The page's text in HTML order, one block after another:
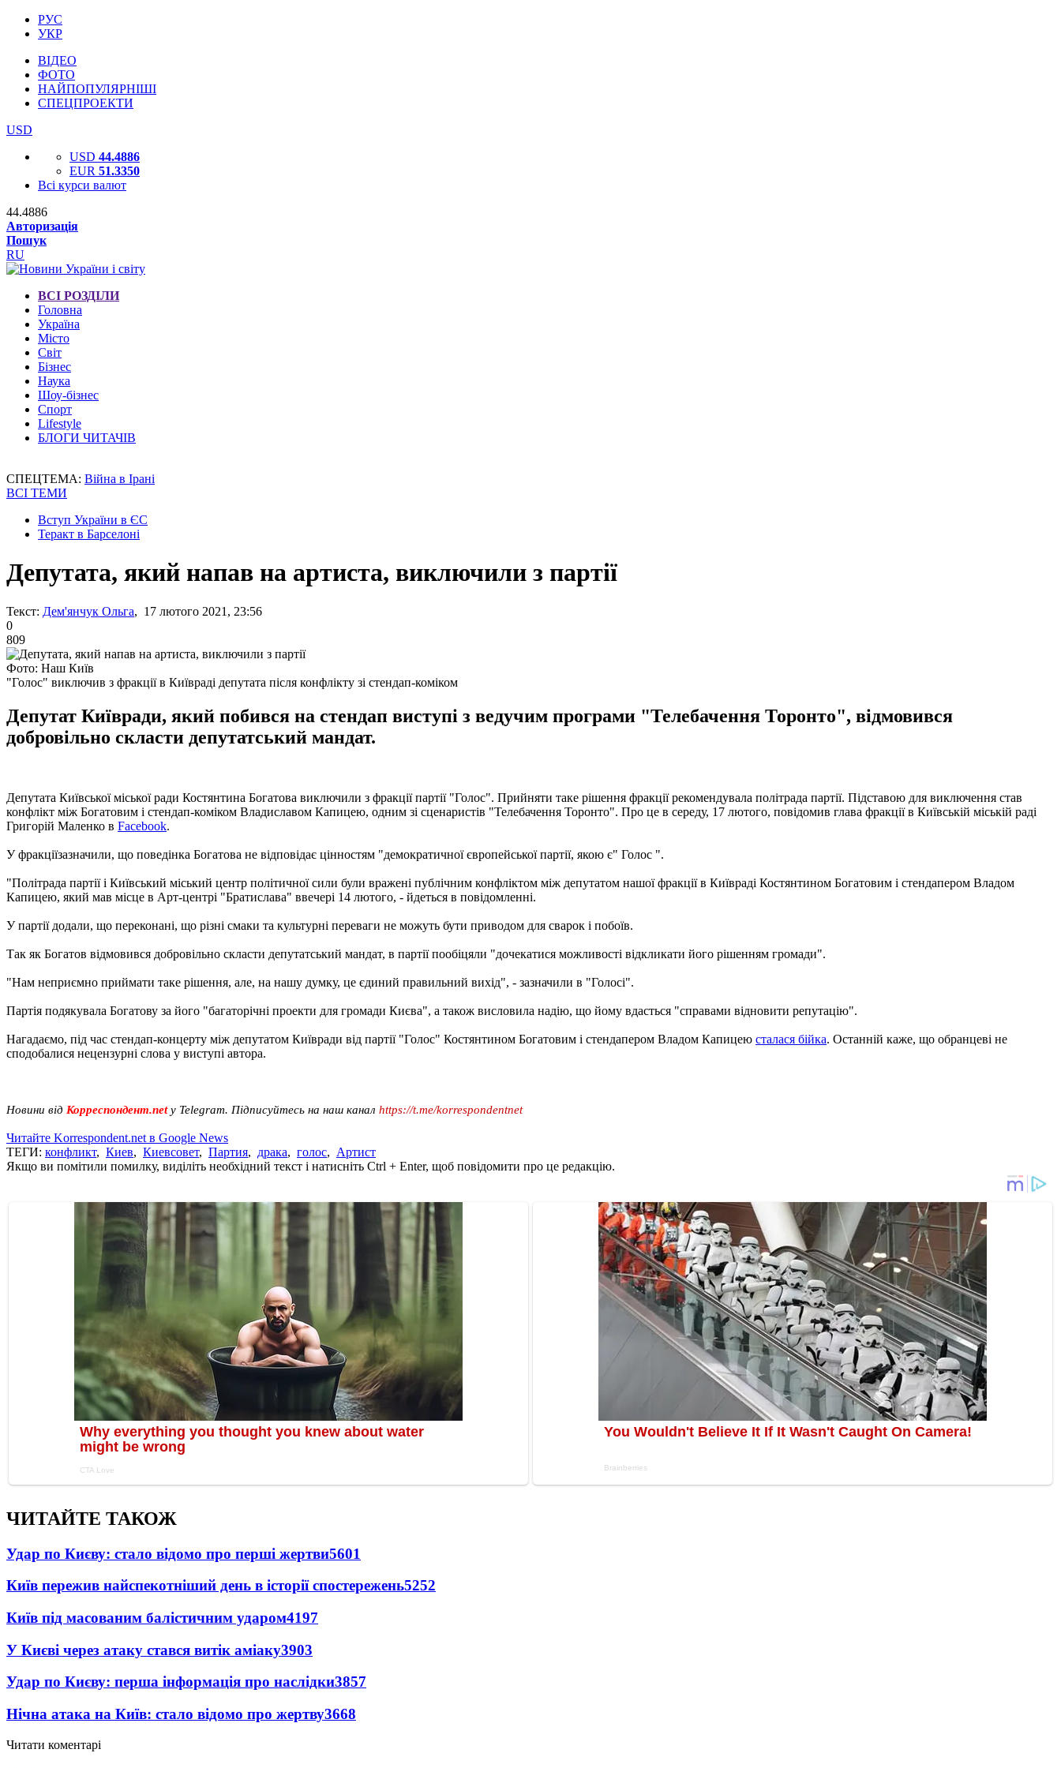
РУС
УКР
ВІДЕО
ФОТО
НАЙПОПУЛЯРНІШІ
СПЕЦПРОЕКТИ
USD
USD 44.4886
EUR 51.3350
Всі курси валют
44.4886
Авторизація
Пошук
RU
ВСІ РОЗДІЛИ
Головна
Україна
Місто
Світ
Бізнес
Наука
Шоу-бізнес
Спорт
Lifestyle
БЛОГИ ЧИТАЧІВ
СПЕЦТЕМА: Війна в Ірані
ВСІ ТЕМИ
Вступ України в ЄС
Теракт в Барселоні
Депутата, який напав на артиста, виключили з партії
Текст: Дем'янчук Ольга, 17 лютого 2021, 23:56
0
809
Фото: Наш Київ
"Голос" виключив з фракції в Київраді депутата після конфлікту зі стендап-коміком
Депутат Київради, який побився на стендап виступі з ведучим програми "Телебачення Торонто", відмовився
добровільно скласти депутатський мандат.
Депутата Київської міської ради Костянтина Богатова виключили з фракції партії "Голос". Прийняти таке рішення фракції рекомендувала політрада партії. Підставою для виключення став
конфлікт між Богатовим і стендап-коміком Владиславом Капицею, одним зі сценаристів "Телебачення Торонто". Про це в середу, 17 лютого, повідомив глава фракції в Київській міській раді
Григорій Маленко в Facebook.
У фракціїзазначили, що поведінка Богатова не відповідає цінностям "демократичної європейської партії, якою є" Голос ".
"Політрада партії і Київський міський центр політичної сили були вражені публічним конфліктом між депутатом нашої фракції в Київраді Костянтином Богатовим і стендапером Владом
Капицею, який мав місце в Арт-центрі "Братислава" ввечері 14 лютого, - йдеться в повідомленні.
У партії додали, що переконані, що різні смаки та культурні переваги не можуть бути приводом для сварок і побоїв.
Так як Богатов відмовився добровільно скласти депутатський мандат, в партії пообіцяли "дочекатися можливості відкликати його рішенням громади".
"Нам неприємно приймати таке рішення, але, на нашу думку, це єдиний правильний вихід", - зазначили в "Голосі".
Партія подякувала Богатову за його "багаторічні проекти для громади Києва", а також висловила надію, що йому вдасться "справами відновити репутацію".
Нагадаємо, під час стендап-концерту між депутатом Київради від партії "Голос" Костянтином Богатовим і стендапером Владом Капицею сталася бійка. Останній каже, що обранцеві не
сподобалися нецензурні слова у виступі автора.
Новини від Корреспондент.netу Telegram. Підписуйтесь на наш канал https://t.me/korrespondentnet
Читайте Korrespondent.net в Google News
ТЕГИ: конфликт, Киев, Киевсовет, Партия, драка, голос, Артист
Якщо ви помітили помилку, виділіть необхідний текст і натисніть Ctrl + Enter, щоб повідомити про це редакцію.
ЧИТАЙТЕ ТАКОЖ
Удар по Києву: стало відомо про перші жертви5601
Київ пережив найспекотніший день в історії спостережень5252
Київ під масованим балістичним ударом4197
У Києві через атаку стався витік аміаку3903
Удар по Києву: перша інформація про наслідки3857
Нічна атака на Київ: стало відомо про жертву3668
Читати коментарі